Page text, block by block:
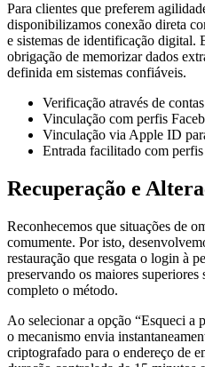
Para clientes que preferem
disponibilizamos conexão direta
e sistemas de identificação digital.
obrigação de memorizar dados
definida em sistemas confiáveis.
Verificação através de
Vinculação com perfis
Vinculação via Apple ID
Entrada facilitado com
Recuperação e
Reconhecemos que situações de
comumente. Por isto,
restauração que resgata o login à
preservando os maiores superiores
completo o método.
Ao selecionar a opção “Esqueci a
o mecanismo envia
criptografado para o endereço de